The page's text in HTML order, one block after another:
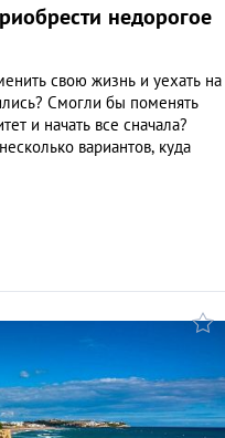
недорогое
свою жизнь и уехать на
Смогли бы поменять
и начать все сначала?
вариантов, куда